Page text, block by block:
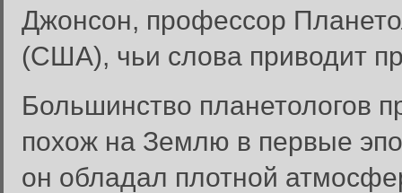
Джонсон, профессор
(США), чьи слова приводит
Большинство планетологов
похож на Землю в первые
он обладал плотной